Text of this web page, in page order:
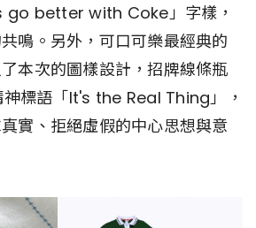
go better with Coke」字樣，
鳴。另外，可口可樂最經典的
本次的圖樣設計，招牌線條瓶
神標語「It's the Real Thing」，
實、拒絕虛假的中心思想與意